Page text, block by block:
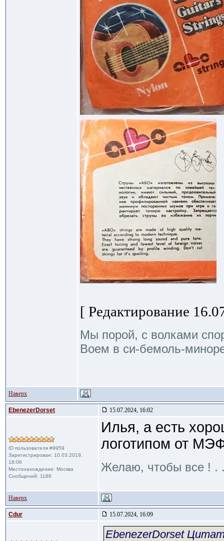
[ Редактирование
Мы порой, с волками
Воем в си-бемоль-
Наверх
EbenezerDorset 15.07.2024, 16:02
ID пользователя #9959
Зарегистрирован: 10.03.2019,
18:06
Местонахождение: Москва
Сообщений: 1188
Илья, а есть
логотипом от
Желаю, чтобы все ! .
Наверх
Cdur 15.07.2024, 16:09
EbenezerDorset